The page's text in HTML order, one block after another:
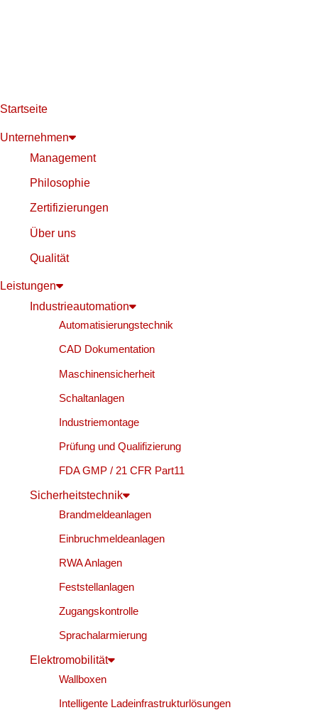
Startseite
Unternehmen
Management
Philosophie
Zertifizierungen
Über uns
Qualität
Leistungen
Industrieautomation
Automatisierungstechnik
CAD Dokumentation
Maschinensicherheit
Schaltanlagen
Industriemontage
Prüfung und Qualifizierung
FDA GMP / 21 CFR Part11
Sicherheitstechnik
Brandmeldeanlagen
Einbruchmeldeanlagen
RWA Anlagen
Feststellanlagen
Zugangskontrolle
Sprachalarmierung
Elektromobilität
Wallboxen
Intelligente Ladeinfrastrukturlösungen